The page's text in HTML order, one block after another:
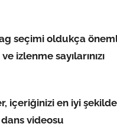
seçimi oldukça
sayılarınızı
içeriğinizi en iyi şekilde
videosu